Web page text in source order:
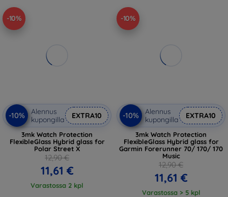
-10%
-10%
Alennus
kupongilla
EXTRA10
3mk Watch Protection
FlexibleGlass Hybrid glass for
Polar Street X
12,90 €
11,61 €
Varastossa 2 kpl
-10%
-10%
Alennus
kupongilla
EXTRA10
3mk Watch Protection
FlexibleGlass Hybrid glass for
Garmin Forerunner 70/ 170/ 170
Music
12,90 €
11,61 €
Varastossa > 5 kpl